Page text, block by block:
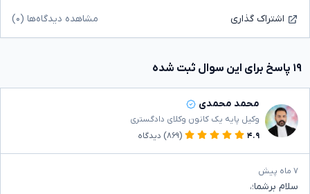
اشتراک گذاری مشاهده دیدگاه‌ها (۰)
۱۹ پاسخ برای این سوال ثبت شده
محمد محمدی
وکیل پایه یک کانون وکلای دادگستری
۴.۹
(۸۶۹) دیدگاه
۷ ماه پیش
سلام برشما؛،